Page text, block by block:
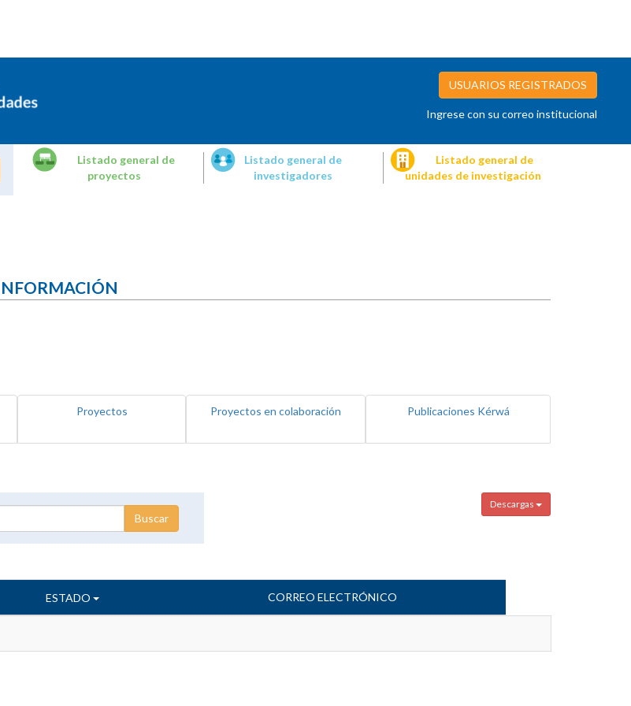
USUARIOS REGISTRADOS
Ingrese con su correo institucional
Listado general de
proyectos
Listado general de
investigadores
Listado general de
unidades de investigación
Proyectos Proyectos en colaboración Publicaciones Kérwá
Descargas
ESTADO CORREO ELECTRÓNICO